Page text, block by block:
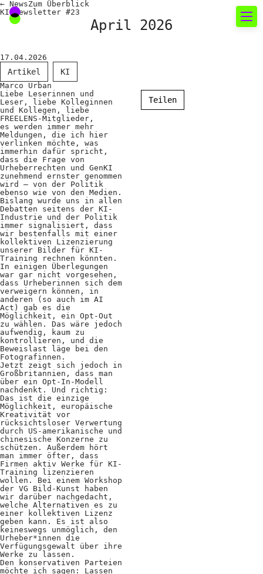
Neues rund um die
Fotografie
Das aktuelle Foto
News
Termine
FREELENS Galerie
Showcases
Fakten für Politik und
Öffentlichkeit
Positionen
Verband
Fotograf*innen
Regionalgruppen
Projekte und Publikationen
Foundation
Services für
Fotograf*innen
Mitglied werden
Presseausweis
Mein FREELENS
Kooperationen
Wissen A-Z
← NewsZum Überblick
KI Newsletter #23
April 2026
17.04.2026
Artikel KI
Marco Urban
Liebe Leserinnen und
Leser, liebe Kolleginnen
und Kollegen, liebe
FREELENS-Mitglieder,
es werden immer mehr
Meldungen, die ich hier
verlinken möchte, was
immerhin dafür spricht,
dass die Frage von
Urheberrechten und GenKI
zunehmend ernster genommen
wird – von der Politik
ebenso wie von den Medien.
Bislang wurde uns in allen
Debatten seitens der KI-
Industrie und der Politik
immer signalisiert, dass
wir bestenfalls mit einer
kollektiven Lizenzierung
unserer Bilder für KI-
Training rechnen könnten.
In einigen Überlegungen
war gar nicht vorgesehen,
dass Urheberinnen sich dem
verweigern können, in
anderen (so auch im AI
Act) gab es die
Möglichkeit, ein Opt-Out
zu wählen. Das wäre jedoch
aufwendig, kaum zu
kontrollieren, und die
Beweislast läge bei den
Fotografinnen.
Jetzt zeigt sich jedoch in
Großbritannien, dass man
über ein Opt-In-Modell
nachdenkt. Und richtig:
Das ist die einzige
Möglichkeit, europäische
Kreativität vor
rücksichtsloser Verwertung
durch US-amerikanische und
chinesische Konzerne zu
schützen. Außerdem hört
man immer öfter, dass
Firmen aktiv Werke für KI-
Training lizenzieren
wollen. Bei einem Workshop
der VG Bild-Kunst haben
wir darüber nachgedacht,
welche Alternativen es zu
einer kollektiven Lizenz
geben kann. Es ist also
keineswegs unmöglich, den
Urheber*innen die
Verfügungsgewalt über ihre
Werke zu lassen.
Den konservativen Parteien
möchte ich sagen: Lassen
Teilen